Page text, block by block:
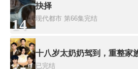
14
抉择
现代都市 第66集完结
十八岁太奶奶驾到，重整家
已完结